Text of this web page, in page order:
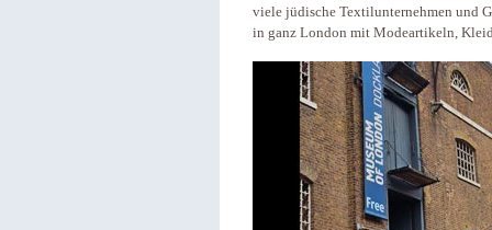
viele jüdische Textilunternehmen und
in ganz London mit Modeartikeln,